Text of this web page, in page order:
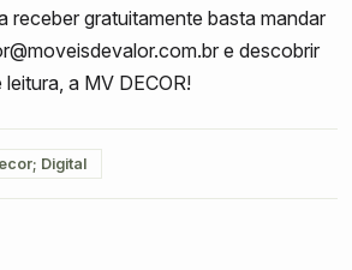
receber gratuitamente basta mandar
e descobrir
a MV DECOR!
Digital